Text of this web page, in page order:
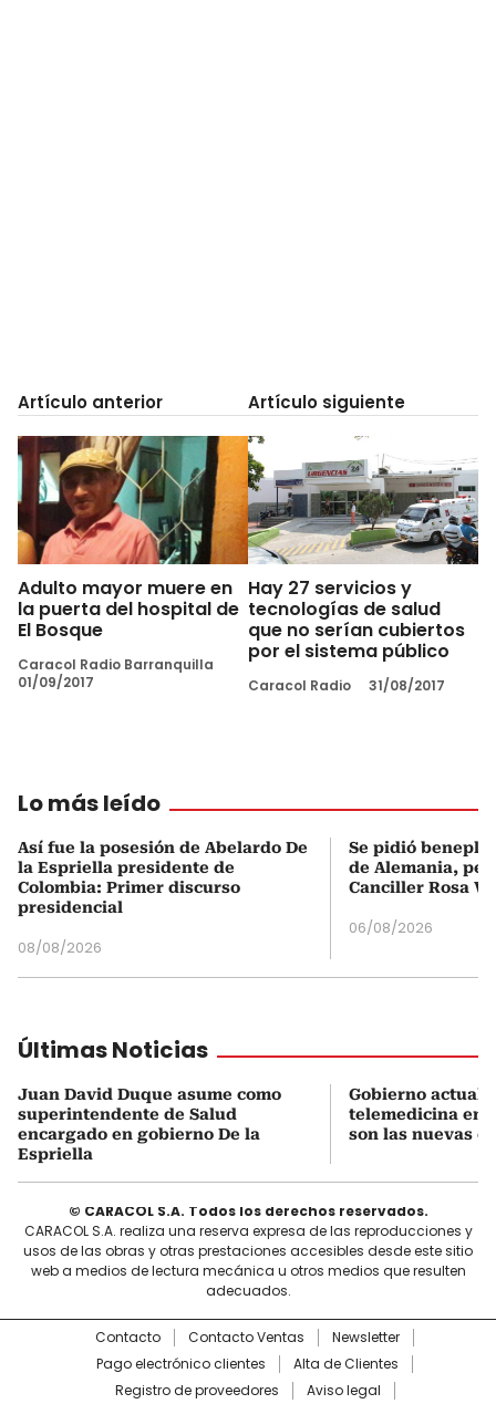
Artículo anterior
Adulto mayor muere en
la puerta del hospital de
El Bosque
Caracol Radio Barranquilla
01/09/2017
Artículo siguiente
Hay 27 servicios y
tecnologías de salud
que no serían cubiertos
por el sistema público
Caracol Radio 31/08/2017
Lo más leído
Así fue la posesión de Abelardo De
la Espriella presidente de
Colombia: Primer discurso
presidencial
08/08/2026
Se pidió
de Alemania,
Canciller Rosa
06/08/2026
Últimas Noticias
Juan David Duque asume como
superintendente de Salud
encargado en gobierno De la
Espriella
Gobierno
telemedicina en
son las nuevas
© CARACOL S.A. Todos los derechos reservados.
CARACOL S.A. realiza una reserva expresa de las reproducciones y
usos de las obras y otras prestaciones accesibles desde este sitio
web a medios de lectura mecánica u otros medios que resulten
adecuados.
Contacto Contacto Ventas
Newsletter
Pago electrónico clientes
Alta de Clientes
Registro de proveedores
Aviso legal